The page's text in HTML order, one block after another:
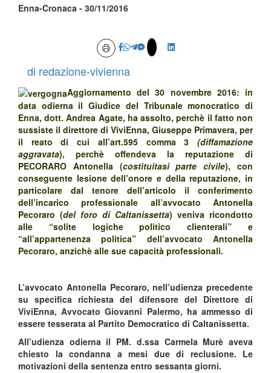
Enna-Cronaca - 30/11/2016
di redazione-vivienna
Aggiornamento del 30 novembre 2016: in
data odierna il Giudice del Tribunale monocratico di
Enna, dott. Andrea Agate, ha assolto, perchè il fatto non
sussiste il direttore di ViviEnna, Giuseppe Primavera, per
il reato di cui all’art.595 comma 3 (diffamazione
aggravata), perchè offendeva la reputazione di
PECORARO Antonella (costituitasi parte civile), con
conseguente lesione dell’onore e della reputazione, in
particolare dal tenore dell’articolo il conferimento
dell’incarico professionale all’avvocato Antonella
Pecoraro (del foro di Caltanissetta) veniva ricondotto
alle “solite logiche politico clienterali” e
“all’appartenenza politica” dell’avvocato Antonella
Pecoraro, anzichè alle sue capacità professionali.
L’avvocato Antonella Pecoraro, nell’udienza precedente
su specifica richiesta del difensore del Direttore di
ViviEnna, Avvocato Giovanni Palermo, ha ammesso di
essere tesserata al Partito Democratico di Caltanissetta.
All’udienza odierna il PM. d.ssa Carmela Murè aveva
chiesto la condanna a mesi due di reclusione. Le
motivazioni della sentenza entro sessanta giorni.